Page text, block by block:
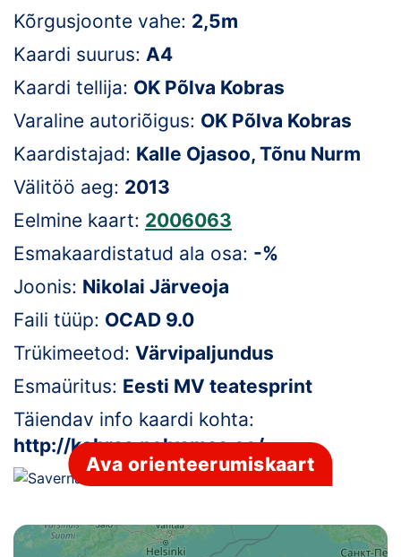
EOL
Galerii
Kalender
Koondised
Tule klubisse!
Tulemused
Dokumendid
Klubid
Püsirajad
Ajalugu
Koolitused
Kõrgusjoonte vahe: 2,5m
Kaardi suurus: A4
Kaardi tellija: OK Põlva Kobras
Varaline autoriõigus: OK Põlva Kobras
Kaardistajad: Kalle Ojasoo, Tõnu Nurm
Välitöö aeg: 2013
Eelmine kaart: 2006063
Esmakaardistatud ala osa: -%
Joonis: Nikolai Järveoja
Faili tüüp: OCAD 9.0
Trükimeetod: Värvipaljundus
Esmaüritus: Eesti MV teatesprint
Täiendav info kaardi kohta:
http://kobras.polvamaa.ee/
Ava orienteerumiskaart